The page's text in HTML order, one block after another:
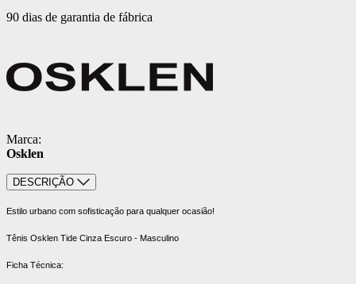
90 dias de garantia de fábrica
Marca:
Osklen
DESCRIÇÃO
Estilo urbano com sofisticação para qualquer ocasião!
Tênis Osklen Tide Cinza Escuro - Masculino
Ficha Técnica: